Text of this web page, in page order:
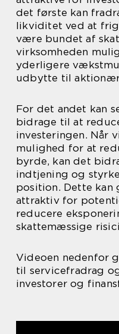
det første kan
likviditet ved at
være bundet af
virksomheden
yderligere
udbytte til
For det andet kan
bidrage til at
investeringen. Når
mulighed for at
byrde, kan det
indtjening og
position. Dette kan
attraktiv for
reducere
skattemæssige
Videoen nedenfor
til servicefradrag
investorer og